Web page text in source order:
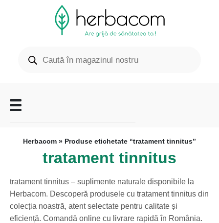
Herbacom » Produse etichetate “tratament tinnitus”
tratament tinnitus
tratament tinnitus – suplimente naturale disponibile la
Herbacom. Descoperă produsele cu tratament tinnitus din
colecția noastră, atent selectate pentru calitate și
eficiență. Comandă online cu livrare rapidă în România.